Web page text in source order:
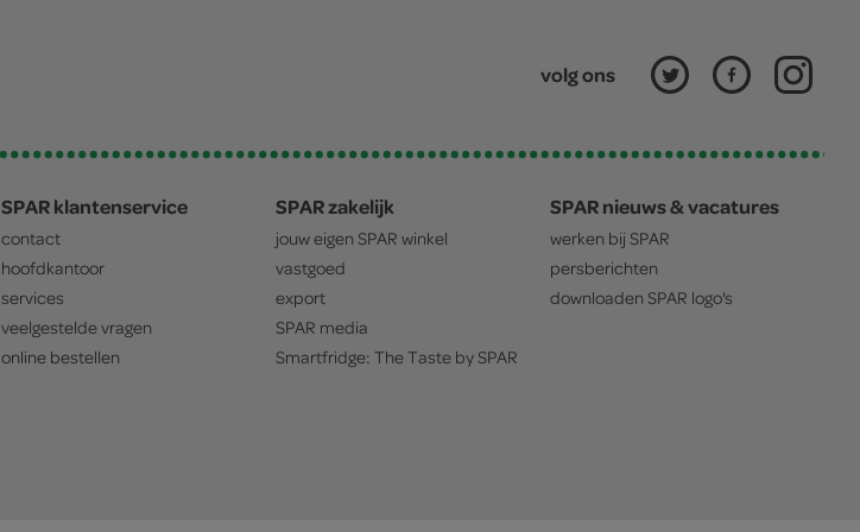
volg ons
SPAR klantenservice
contact
hoofdkantoor
services
veelgestelde vragen
online bestellen
SPAR zakelijk
jouw eigen SPAR winkel
vastgoed
export
SPAR media
Smartfridge: The Taste bySPAR
SPAR nieuws & vacatures
werken bij SPAR
persberichten
downloaden SPAR logo's